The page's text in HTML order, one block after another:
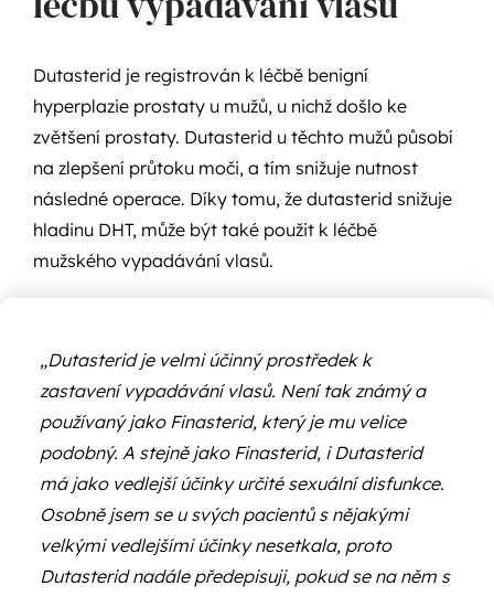
Dutasterid je registrován k léčbě benigní
hyperplazie prostaty u mužů, u nichž došlo ke
zvětšení prostaty. Dutasterid u těchto mužů působí
na zlepšení průtoku moči, a tím snižuje nutnost
následné operace. Díky tomu, že dutasterid snižuje
hladinu DHT, může být také použit k léčbě
mužského vypadávání vlasů.
„Dutasterid je velmi účinný prostředek k
zastavení vypadávání vlasů. Není tak známý a
používaný jako Finasterid, který je mu velice
podobný. A stejně jako Finasterid, i Dutasterid
má jako vedlejší účinky určité sexuální disfunkce.
Osobně jsem se u svých pacientů s nějakými
velkými vedlejšími účinky nesetkala, proto
Dutasterid nadále předepisuji, pokud se na něm s